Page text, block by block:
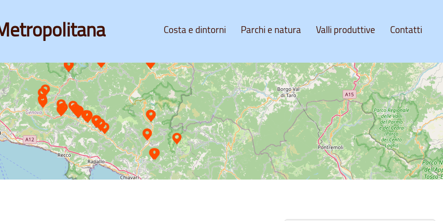
Costa e dintorni Parchi e natura Valli produttive Contatti